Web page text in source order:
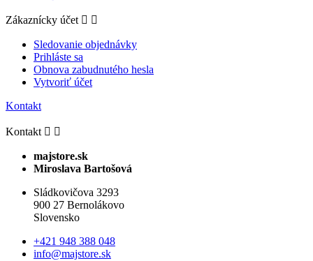
Zákaznícky účet  
Sledovanie objednávky
Prihláste sa
Obnova zabudnutého hesla
Vytvoriť účet
Kontakt
Kontakt  
majstore.sk
Miroslava Bartošová
Sládkovičova 3293
900 27 Bernolákovo
Slovensko
+421 948 388 048
info@majstore.sk